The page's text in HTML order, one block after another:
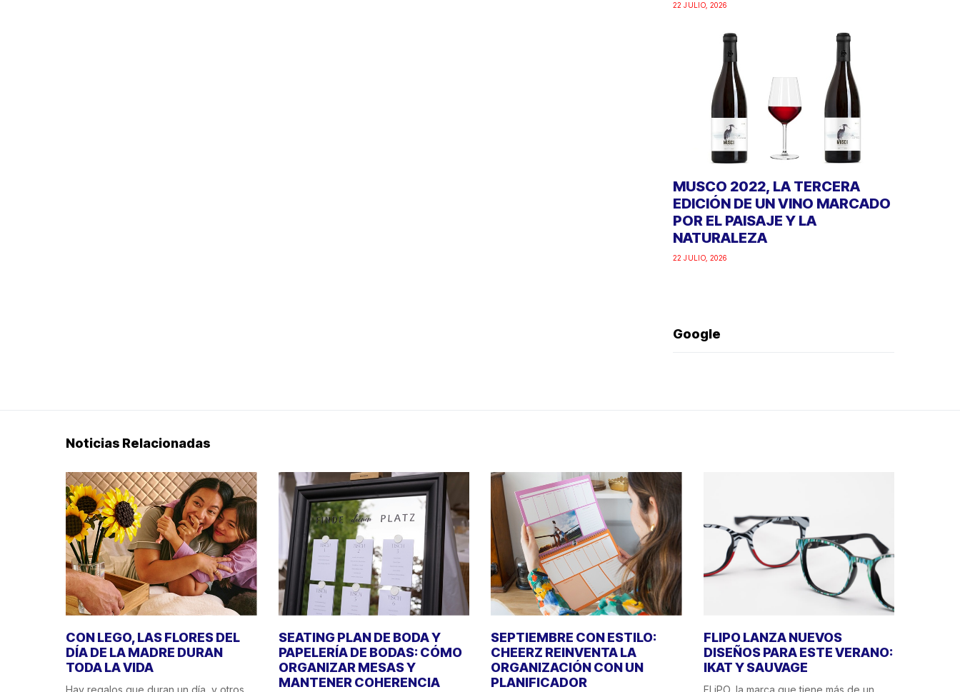
22 JULIO, 2026
MUSCO 2022, LA TERCERA
EDICIÓN DE UN VINO MARCADO
POR EL PAISAJE Y LA
NATURALEZA
22 JULIO, 2026
Google
Noticias Relacionadas
CON LEGO, LAS FLORES DEL
DÍA DE LA MADRE DURAN
TODA LA VIDA
Hay regalos que duran un día, y otros
SEATING PLAN DE BODA Y
PAPELERÍA DE BODAS: CÓMO
ORGANIZAR MESAS Y
MANTENER COHERENCIA
SEPTIEMBRE CON ESTILO:
CHEERZ REINVENTA LA
ORGANIZACIÓN CON UN
PLANIFICADOR
FLIPO LANZA NUEVOS
DISEÑOS PARA ESTE VERANO:
IKAT Y SAUVAGE
FLiPO, la marca que tiene más de un